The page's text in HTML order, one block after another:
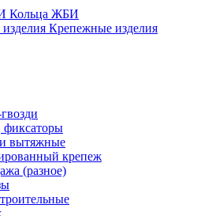
Кольца ЖБИ
Крепежные изделия
фиксаторы
вытяжные
крепеж
(разное)